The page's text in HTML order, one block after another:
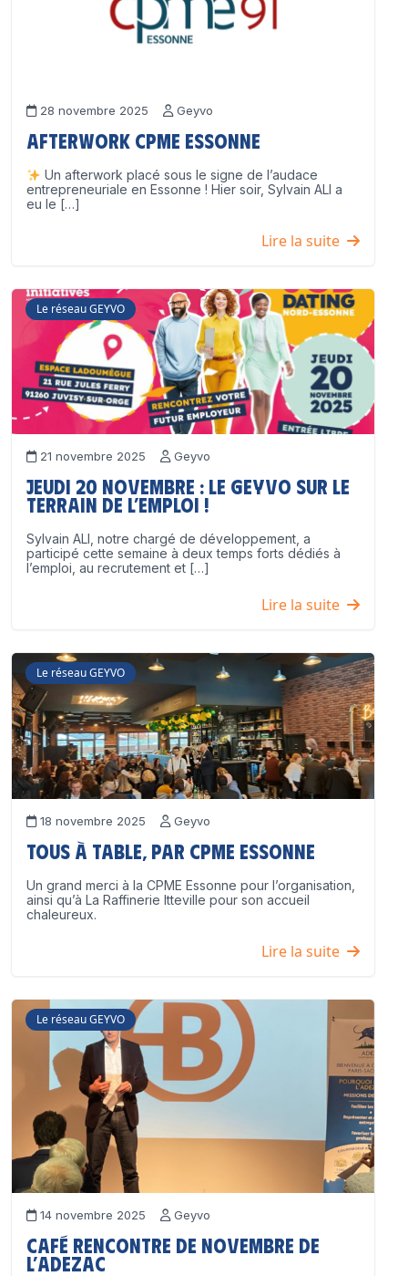
28 novembre 2025 Geyvo
Afterwork CPME Essonne
Un afterwork placé sous le signe de l’audace
entrepreneuriale en Essonne ! Hier soir, Sylvain ALI a
eu le […]
Lire la suite
Le réseau GEYVO
21 novembre 2025 Geyvo
Jeudi 20 novembre : le GEYVO sur le
terrain de l’emploi !
Sylvain ALI, notre chargé de développement, a
participé cette semaine à deux temps forts dédiés à
l’emploi, au recrutement et […]
Lire la suite
Le réseau GEYVO
18 novembre 2025 Geyvo
Tous à table, par CPME Essonne
Un grand merci à la CPME Essonne pour l’organisation,
ainsi qu’à La Raffinerie Itteville pour son accueil
chaleureux.
Lire la suite
Le réseau GEYVO
14 novembre 2025 Geyvo
Café Rencontre de Novembre de
l’ADEZAC